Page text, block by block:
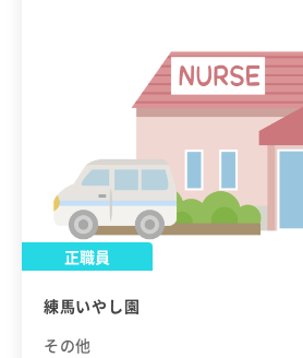
正職員
練馬いやし園
その他